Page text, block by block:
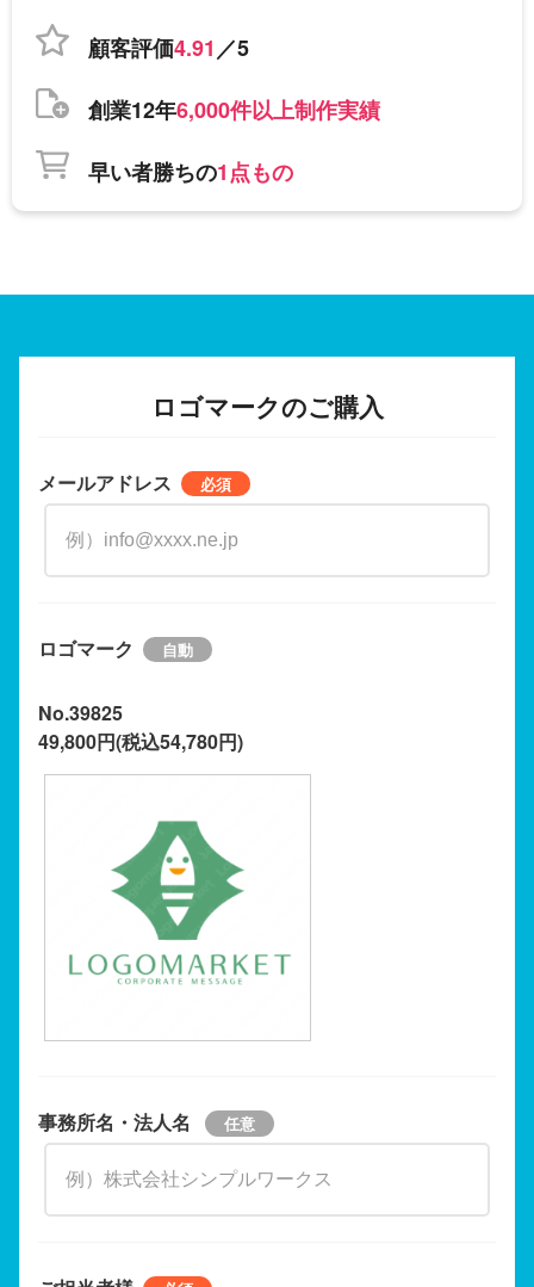
顧客評価4.91／5
創業12年6,000件以上制作実績
早い者勝ちの1点もの
ロゴマークのご購入
メールアドレス
ロゴマーク
No.39825
49,800円(税込54,780円)
事務所名・法人名